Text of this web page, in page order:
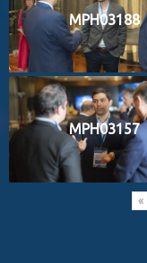
MPH03188
MPH03157
«